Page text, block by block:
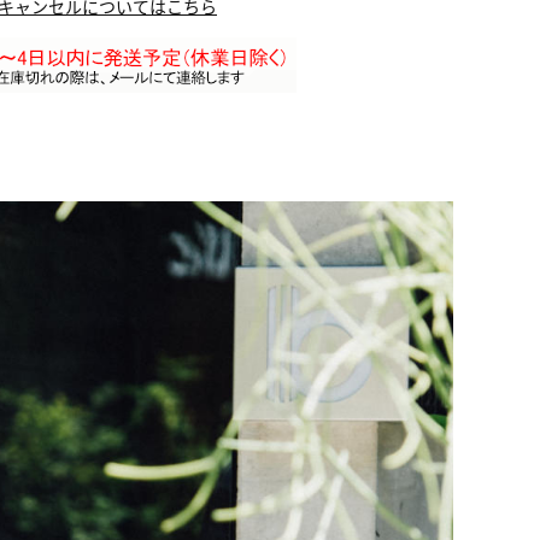
ャンセルについてはこちら